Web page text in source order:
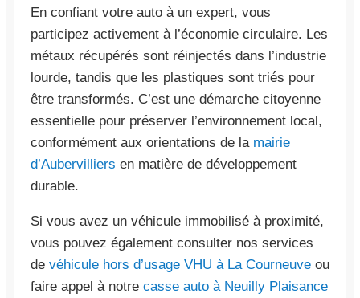
En confiant votre auto à un expert, vous
participez activement à l’économie circulaire. Les
métaux récupérés sont réinjectés dans l’industrie
lourde, tandis que les plastiques sont triés pour
être transformés. C’est une démarche citoyenne
essentielle pour préserver l’environnement local,
conformément aux orientations de la mairie
d’Aubervilliers en matière de développement
durable.
Si vous avez un véhicule immobilisé à proximité,
vous pouvez également consulter nos services
de véhicule hors d’usage VHU à La Courneuve ou
faire appel à notre casse auto à Neuilly Plaisance